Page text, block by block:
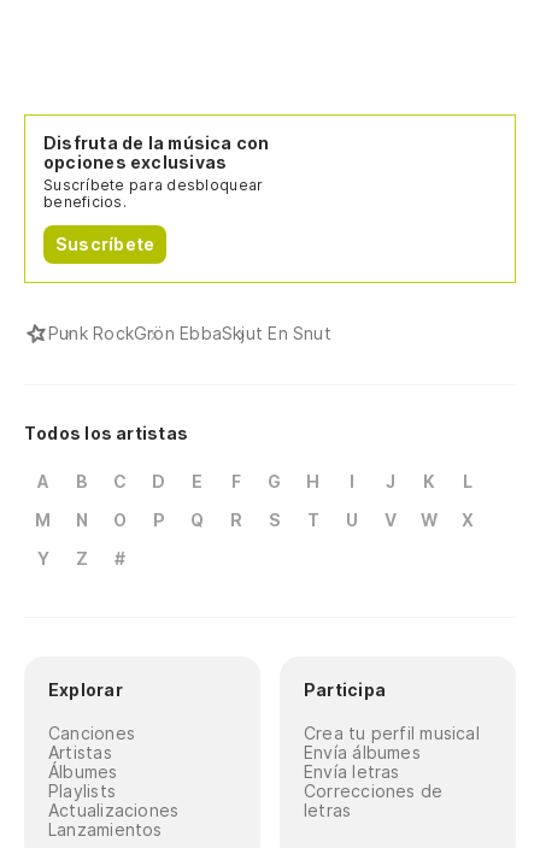
Disfruta de la música con
opciones exclusivas
Suscríbete para desbloquear
beneficios.
Suscríbete
Punk RockGrön EbbaSkjut En Snut
Todos los artistas
A B C D E F G H I J K
L
M
N O P Q R S T U V W
X
Y
Z #
Explorar
Canciones
Artistas
Álbumes
Playlists
Actualizaciones
Lanzamientos
Participa
Crea tu perfil musical
Envía álbumes
Envía letras
Correcciones de
letras